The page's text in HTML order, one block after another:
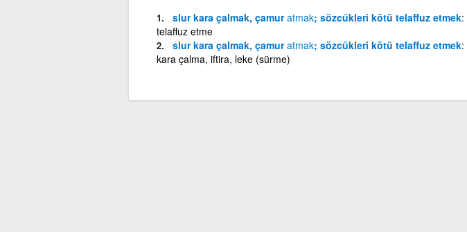
slur kara çalmak, çamuratmak; sözcükleri kötü telaffuz etmek
telaffuz etme
slur kara çalmak, çamuratmak; sözcükleri kötü telaffuz etmek
kara çalma, iftira, leke (sürme)